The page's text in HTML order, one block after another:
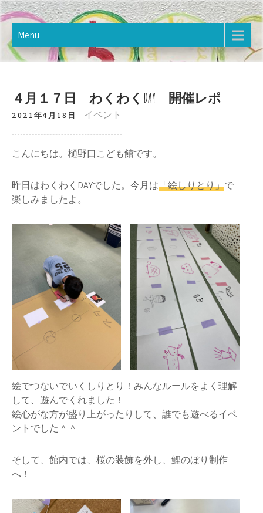
Skip
to
content樋野口こども館
2020年12月オープン。樋野口こども館のホームページです。
Menu
４月１７日 わくわくDAY 開催レポ
2021年4月18日 イベント
こんにちは。樋野口こども館です。
昨日はわくわくDAYでした。今月は「絵しりとり」で
楽しみましたよ。
絵でつないでいくしりとり！みんなルールをよく理解
して、遊んでくれました！
絵心がな方が盛り上がったりして、誰でも遊べるイベ
ントでした＾＾
そして、館内では、桜の装飾を外し、鯉のぼり制作
へ！